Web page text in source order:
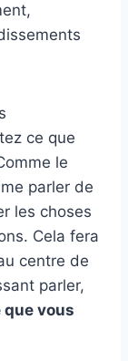
ce que
le
parler de
les choses
Cela fera
centre de
parler,
vous